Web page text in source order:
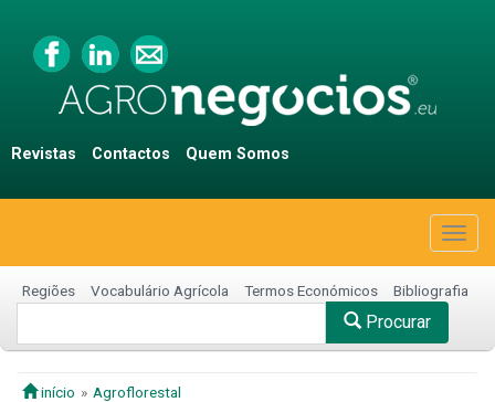
Revistas Contactos Quem Somos
Regiões Vocabulário Agrícola Termos Económicos Bibliografia
Procurar
início
Agroflorestal